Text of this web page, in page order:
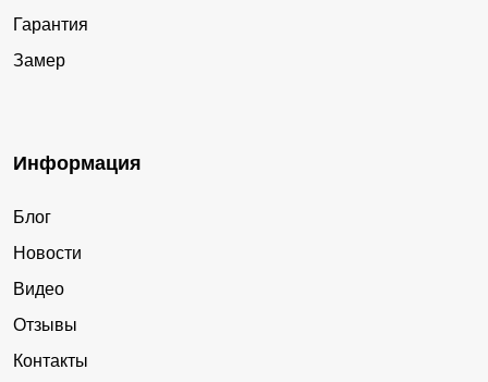
Гарантия
Замер
Информация
Блог
Новости
Видео
Отзывы
Контакты